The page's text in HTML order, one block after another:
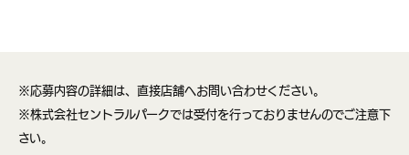
※応募内容の詳細は、直接店舗へお問い合わせください。
※株式会社セントラルパークでは受付を行っておりませんのでご注意下
さい。